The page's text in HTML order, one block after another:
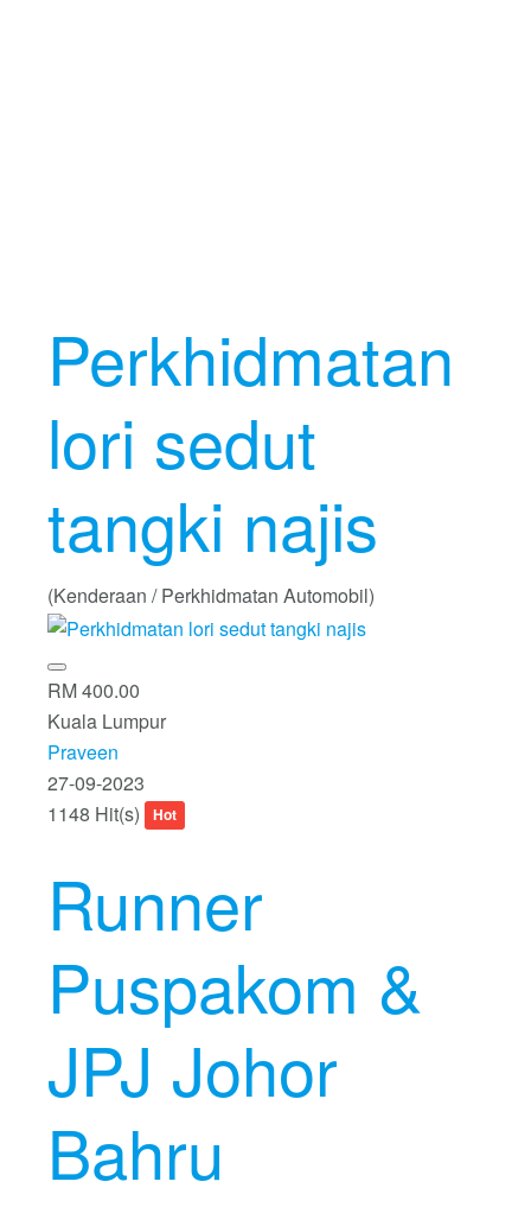
Perkhidmatan
lori sedut
tangki najis
(Kenderaan / Perkhidmatan Automobil)
RM 400.00
Kuala Lumpur
Praveen
27-09-2023
1148 Hit(s)
Hot
Runner
Puspakom &
JPJ Johor
Bahru